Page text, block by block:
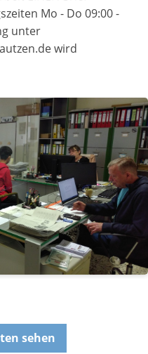
Mo - Do 09:00 -
unter
wird
sehen